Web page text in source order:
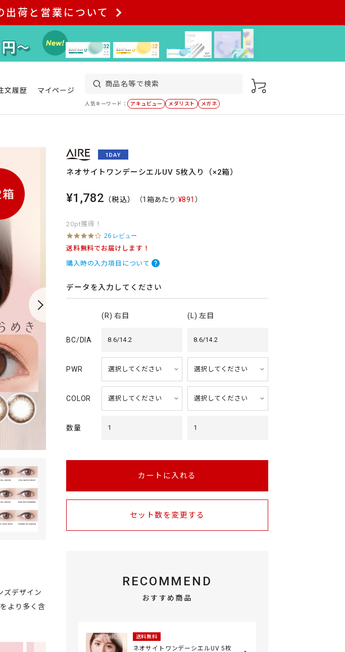
出荷と営業について
文履歴 マイページ
人気キーワード： アキュビュー メダリスト メガネ
ズデザイン
より多く含
ネオサイトワンデーシエルUV 5枚入り（×2箱）
¥1,782 （税込） （1箱あたり:¥891 ）
20pt獲得！
4
.
0
s
r
r
t
i
26 レビュー
送料無料でお届けします！
購入時の入力項目について
データを入力してください
(R) 右目 (L) 左目
BC/DIA 8.6/14.2 8.6/14.2
PWR
COLOR
数量 1 1
カートに入れる
セット数を変更する
RECOMMEND
おすすめ商品
送料無料
ネオサイトワンデーシエルUV 5枚